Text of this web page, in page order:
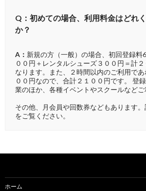
Q：初めての場合、利用料金はどれ
か？
A： 新規の方（一般）の場合、初回登録料
００円＋レンタルシューズ３００円＝計
なります。また、２時間以内のご利用で
００円なので、合計２１００円です。 登
業のほか、各種イベントやスクールなどご
その他、月会員や回数券などもあります
をご覧ください。
ホーム